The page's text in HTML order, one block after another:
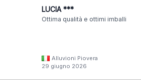
LUCIA ***
Ottima qualità e ottimi imballi
Alluvioni Piovera
29 giugno 2026